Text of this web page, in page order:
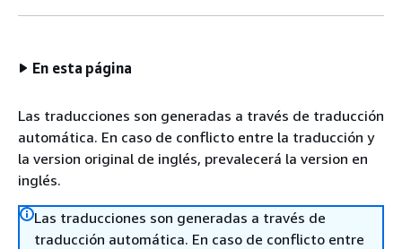
En esta página
Las traducciones son generadas a través de traducción
automática. En caso de conflicto entre la traducción y
la version original de inglés, prevalecerá la version en
inglés.
Las traducciones son generadas a través de
traducción automática. En caso de conflicto entre